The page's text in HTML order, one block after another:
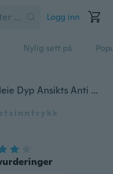
Logg inn
Nylig sett på
Hyaluronsyre Essens Serum Hudpleie Dyp Ansikts Anti Aldring Intensiv Ansiktsløftende Oppstrammende Anti Rynke